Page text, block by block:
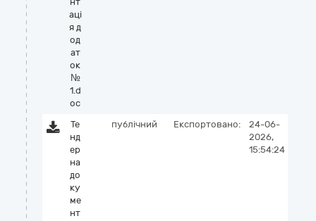
аці
я д
од
ат
ок
№
1.d
oc
Те
нд
ер
на
до
ку
ме
нт
публічний Експортовано:
24-06-
2026,
15:54:24